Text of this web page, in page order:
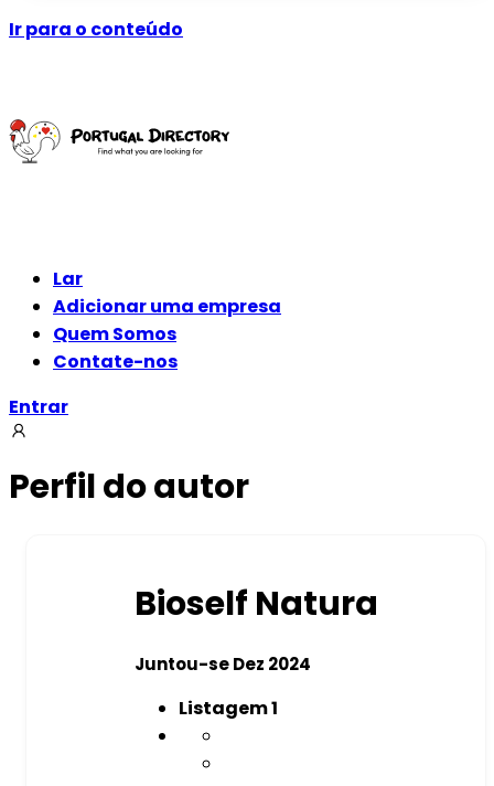
Ir para o conteúdo
Lar
Adicionar uma empresa
Quem Somos
Contate-nos
Entrar
Perfil do autor
Bioself Natura
Juntou-se Dez 2024
Listagem1